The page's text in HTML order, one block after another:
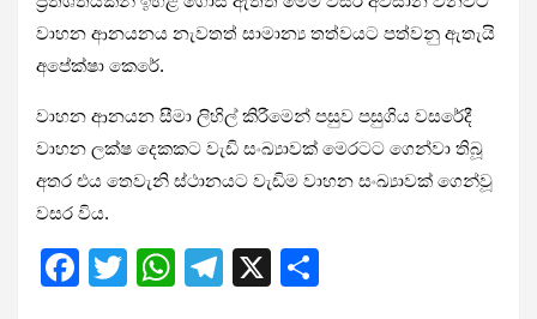
වාහන ආනයනය නැවතත් සාමාන්‍ය තත්වයට පත්වනු ඇතැයි
අපේක්ෂා කෙරේ.
වාහන ආනයන සීමා ලිහිල් කිරීමෙන් පසුව පසුගිය වසරේදී
වාහන ලක්ෂ දෙකකට වැඩි සංඛ්‍යාවක් මෙරටට ගෙන්වා තිබූ
අතර එය තෙවැනි ස්ථානයට වැඩිම වාහන සංඛ්‍යාවක් ගෙන්වූ
වසර විය.
F
T
W T
X